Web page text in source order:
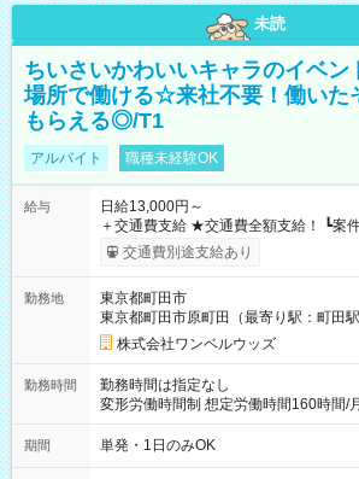
未読
ちいさいかわいいキャラのイベン
場所で働ける☆来社不要！働いた
もらえる◎/T1
アルバイト 職種未経験OK
給与
日給13,000円～
＋交通費支給 ★交通費全額支給！ ┗案件により規定あり ★日払
いOK！（規定あり） ┗働いたその日に
ンビニATMから 日払い分を引き落とせます！ 【試用
交通費別途支給あり
勤務地
東京都町田市
東京都町田市原町田（最寄り駅：町田駅
株式会社ワンベルウッズ
勤務時間
勤務時間は指定なし
変形労働時間制 想定労働時間160時間/月 【シフト例】 ・8：00
～21：00
期間 単発・1日のみOK